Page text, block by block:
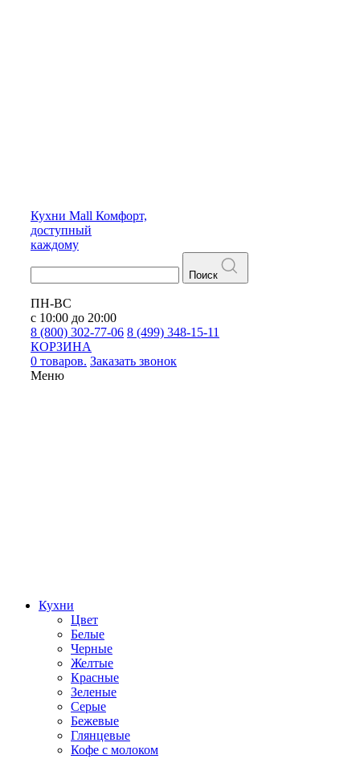
Кухни Mall Комфорт,
доступный
каждому
Поиск
ПН-ВС
с 10:00 до 20:00
8 (800) 302-77-06 8 (499) 348-15-11
КОРЗИНА
0 товаров. Заказать звонок
Меню
Кухни
Цвет
Белые
Черные
Желтые
Красные
Зеленые
Серые
Бежевые
Глянцевые
Кофе с молоком